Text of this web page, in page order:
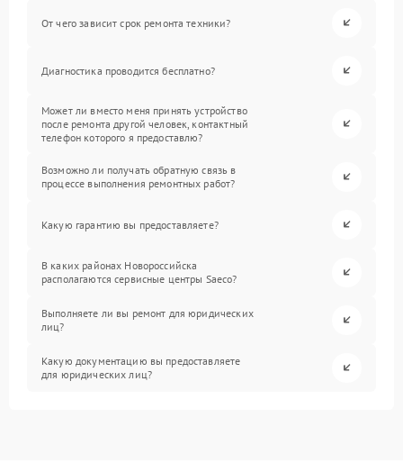
От чего зависит срок ремонта техники?
Диагностика проводится бесплатно?
Может ли вместо меня принять устройство
после ремонта другой человек, контактный
телефон которого я предоставлю?
Возможно ли получать обратную связь в
процессе выполнения ремонтных работ?
Какую гарантию вы предоставляете?
В каких районах Новороссийска
располагаются сервисные центры Saeco?
Выполняете ли вы ремонт для юридических
лиц?
Какую документацию вы предоставляете
для юридических лиц?